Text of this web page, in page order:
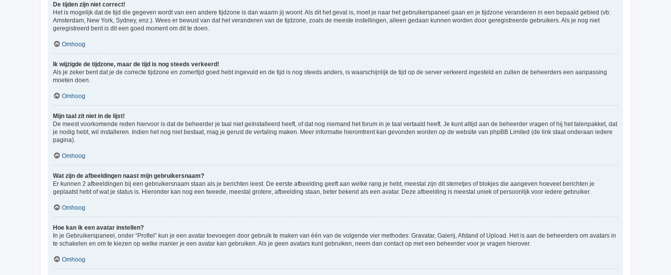
De tijden zijn niet correct!
Het is mogelijk dat de tijd die gegeven wordt van een andere tijdzone is dan waarin jij woont. Als dit het geval is, moet je naar het gebruikerspaneel gaan en je tijdzone veranderen in een bepaald gebied (vb:
Amsterdam, New York, Sydney, enz.). Wees er bewust van dat het veranderen van de tijdzone, zoals de meeste instellingen, alleen gedaan kunnen worden door geregistreerde gebruikers. Als je nog niet
geregistreerd bent is dit een goed moment om dit te doen.
Omhoog
Ik wijzigde de tijdzone, maar de tijd is nog steeds verkeerd!
Als je zeker bent dat je de correcte tijdzone en zomertijd goed hebt ingevuld en de tijd is nog steeds anders, is waarschijnlijk de tijd op de server verkeerd ingesteld en zullen de beheerders een aanpassing
moeten doen.
Omhoog
Mijn taal zit niet in de lijst!
De meest voorkomende reden hiervoor is dat de beheerder je taal niet geïnstalleerd heeft, of dat nog niemand het forum in je taal vertaald heeft. Je kunt altijd aan de beheerder vragen of hij het talenpakket, dat
je nodig hebt, wil installeren. Indien het nog niet bestaat, mag je gerust de vertaling maken. Meer informatie hieromtrent kan gevonden worden op de website van phpBB Limited (de link staat onderaan iedere
pagina).
Omhoog
Wat zijn de afbeeldingen naast mijn gebruikersnaam?
Er kunnen 2 afbeeldingen bij een gebruikersnaam staan als je berichten leest. De eerste afbeelding geeft aan welke rang je hebt, meestal zijn dit sterretjes of blokjes die aangeven hoeveel berichten je
geplaatst hebt of wat je status is. Hieronder kan nog een tweede, meestal grotere, afbeelding staan, beter bekend als een avatar. Deze afbeelding is meestal uniek of persoonlijk voor iedere gebruiker.
Omhoog
Hoe kan ik een avatar instellen?
In je Gebruikerspaneel, onder “Profiel” kun je een avatar toevoegen door gebruik te maken van één van de volgende vier methodes: Gravatar, Galerij, Afstand of Upload. Het is aan de beheerders om avatars in
te schakelen en om te kiezen op welke manier je een avatar kan gebruiken. Als je geen avatars kunt gebruiken, neem dan contact op met een beheerder voor je vragen hierover.
Omhoog